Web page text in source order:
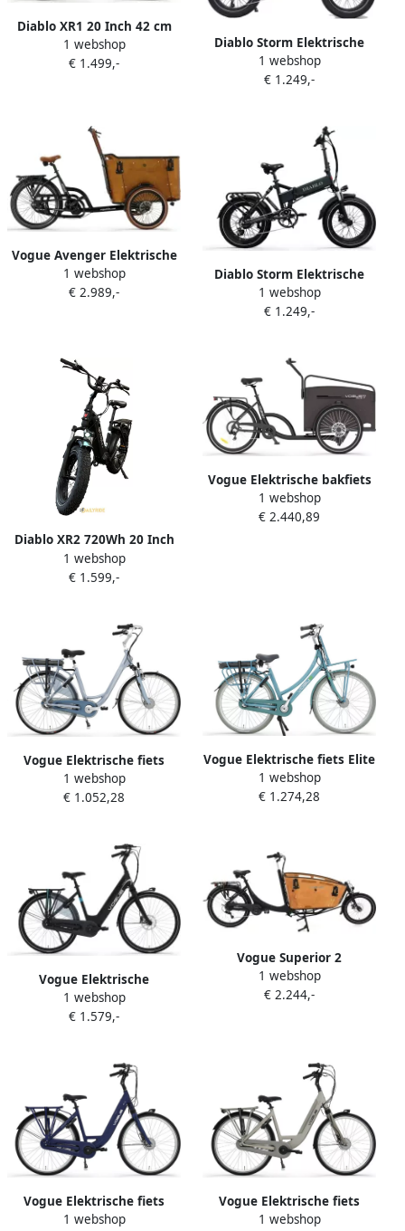
Diablo XR1 20 Inch 42 cm
Unisex 7V Hydraulische
schijfrem Matzwart
1 webshop
€ 1.499,-
Diablo Storm Elektrische
fatbike 540Wh Donker
blauw
1 webshop
€ 1.249,-
Vogue Avenger Elektrische
bakfiets 540Wh Zwart mat
1 webshop
€ 2.989,-
Diablo Storm Elektrische
fatbike 540Wh Zwart mat
1 webshop
€ 1.249,-
Diablo XR2 720Wh 20 Inch
42 cm Unisex 7V
Hydraulische schijfrem
1 webshop
€ 1.599,-
Vogue Elektrische bakfiets
Journey mat zwart zwart
522 watt Mat zwart
1 webshop
€ 2.440,89
Vogue Elektrische fiets
Basic N7 47 cm Blauw 468
Wh Blauw
1 webshop
€ 1.052,28
Vogue Elektrische fiets Elite
Plus 50 cm Blauw 468 Wh
Blauw
1 webshop
€ 1.274,28
Vogue Elektrische
stadsfiets Excellent 8sp Uni
53 cm Mat zwart 522 Wh
1 webshop
€ 1.579,-
Vogue Superior 2
Elektrische bakfiets 468Wh
Zwart mat
1 webshop
€ 2.244,-
Vogue Elektrische fiets
Mestengo Dames 50 cm
1 webshop
Vogue Elektrische fiets
Mestengo Dames 50 cm
1 webshop